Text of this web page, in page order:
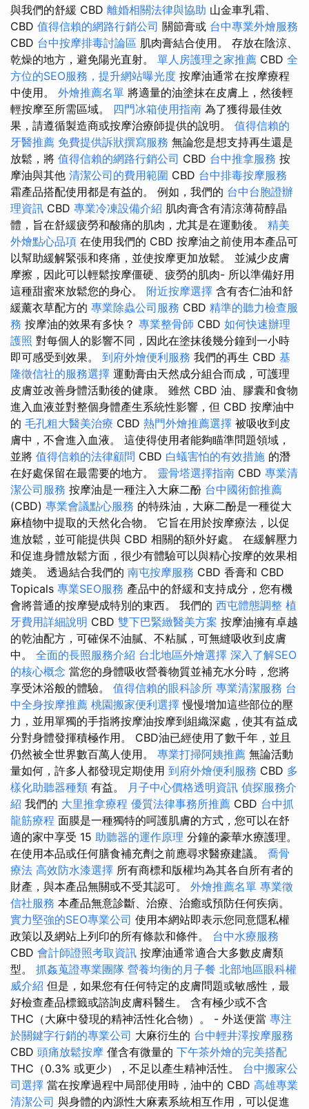
與我們的舒緩 CBD 離婚相關法律與協助 山金車乳霜、
CBD 值得信賴的網路行銷公司 關節膏或 台中專業外燴服務
CBD 台中按摩排毒討論區 肌肉膏結合使用。 存放在陰涼、
乾燥的地方，避免陽光直射。 單人房護理之家推薦 CBD 全
方位的SEO服務，提升網站曝光度 按摩油通常在按摩療程
中使用。 外燴推薦名單 將適量的油塗抹在皮膚上，然後輕
輕按摩至所需區域。 四門冰箱使用指南 為了獲得最佳效
果，請遵循製造商或按摩治療師提供的說明。 值得信賴的
牙醫推薦 免費提供訴狀撰寫服務 無論您是想支持再生還是
放鬆，將 值得信賴的網路行銷公司 CBD 台中推拿服務 按
摩油與其他 清潔公司的費用範圍 CBD 台中排毒按摩服務
霜產品搭配使用都是有益的。 例如，我們的 台中台胞證辦
理資訊 CBD 專業冷凍設備介紹 肌肉膏含有清涼薄荷醇晶
體，旨在舒緩疲勞和酸痛的肌肉，尤其是在運動後。 精美
外燴點心品項 在使用我們的 CBD 按摩油之前使用本產品可
以幫助緩解緊張和疼痛，並使按摩更加放鬆。 並減少皮膚
摩擦，因此可以輕鬆按摩僵硬、疲勞的肌肉- 所以準備好用
這種甜蜜來放鬆您的身心。 附近按摩選擇 含有杏仁油和舒
緩薰衣草配方的 專業除蟲公司服務 CBD 精準的聽力檢查服
務 按摩油的效果有多快？ 專業整骨師 CBD 如何快速辦理
護照 對每個人的影響不同，因此在塗抹後幾分鐘到一小時
即可感受到效果。 到府外燴便利服務 我們的再生 CBD 基
隆徵信社的服務選擇 運動膏由天然成分組合而成，可護理
皮膚並改善身體活動後的健康。 雖然 CBD 油、膠囊和食物
進入血液並對整個身體產生系統性影響，但 CBD 按摩油中
的 毛孔粗大醫美治療 CBD 熱門外燴推薦選擇 被吸收到皮
膚中，不會進入血液。 這使得使用者能夠瞄準問題領域，
並將 值得信賴的法律顧問 CBD 白蟻害怕的有效措施 的潛
在好處保留在最需要的地方。 靈骨塔選擇指南 CBD 專業清
潔公司服務 按摩油是一種注入大麻二酚 台中國術館推薦
(CBD) 專業會議點心服務 的特殊油，大麻二酚是一種從大
麻植物中提取的天然化合物。 它旨在用於按摩療法，以促
進放鬆，並可能提供與 CBD 相關的額外好處。 在緩解壓力
和促進身體放鬆方面，很少有體驗可以與精心按摩的效果相
媲美。 透過結合我們的 南屯按摩服務 CBD 香膏和 CBD
Topicals 專業SEO服務 產品中的舒緩和支持成分，您有機
會將普通的按摩變成特別的東西。 我們的 西屯體態調整 植
牙費用詳細說明 CBD 雙下巴緊緻醫美方案 按摩油擁有卓越
的乾油配方，可確保不油膩、不粘膩，可無縫吸收到皮膚
中。 全面的長照服務介紹 台北地區外燴選擇 深入了解SEO
的核心概念 當您的身體吸收營養物質並補充水分時，您將
享受沐浴般的體驗。 值得信賴的眼科診所 專業清潔服務 台
中全身按摩推薦 桃園搬家便利選擇 慢慢增加這些部位的壓
力，並用單獨的手指將按摩油按摩到組織深處，使其有益成
分對身體發揮積極作用。 CBD油已經使用了數千年，並且
仍然被全世界數百萬人使用。 專業打掃阿姨推薦 無論活動
量如何，許多人都發現定期使用 到府外燴便利服務 CBD 多
樣化助聽器種類 有益。 月子中心價格透明資訊 偵探服務介
紹 我們的 大里推拿療程 優質法律事務所推薦 CBD 台中抓
龍筋療程 面膜是一種獨特的呵護肌膚的方式，您可以在舒
適的家中享受 15 助聽器的運作原理 分鐘的豪華水療護理。
在使用本品或任何膳食補充劑之前應尋求醫療建議。 喬骨
療法 高效防水漆選擇 所有商標和版權均為其各自所有者的
財產，與本產品無關或不受其認可。 外燴推薦名單 專業徵
信社服務 本產品無意診斷、治療、治癒或預防任何疾病。
實力堅強的SEO專業公司 使用本網站即表示您同意隱私權
政策以及網站上列印的所有條款和條件。 台中水療服務
CBD 會計師證照考取資訊 按摩油通常適合大多數皮膚類
型。 抓姦蒐證專業團隊 營養均衡的月子餐 北部地區眼科權
威介紹 但是，如果您有任何特定的皮膚問題或敏感性，最
好檢查產品標籤或諮詢皮膚科醫生。 含有極少或不含
THC（大麻中發現的精神活性化合物）。 - 外送便當 專注
於關鍵字行銷的專業公司 大麻衍生的 台中輕井澤按摩服務
CBD 頭痛放鬆按摩 僅含有微量的 下午茶外燴的完美搭配
THC（0.3% 或更少），不足以產生精神活性。 台中搬家公
司選擇 當在按摩過程中局部使用時，油中的 CBD 高雄專業
清潔公司 與身體的內源性大麻素系統相互作用，可以促進